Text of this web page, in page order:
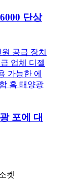
단상
포에 대